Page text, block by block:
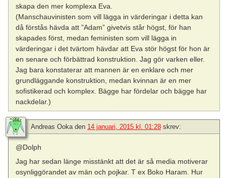
skapa den mer komplexa Eva.
(Manschauvinisten som vill lägga in värderingar i detta kan
då förstås hävda att ”Adam” givetvis står högst, för han
skapades först, medan feministen som vill lägga in
värderingar i det tvärtom hävdar att Eva stör högst för hon är
en senare och förbättrad konstruktion. Jag gör varken eller.
Jag bara konstaterar att mannen är en enklare och mer
grundläggande konstruktion, medan kvinnan är en mer
sofistikerad och komplex. Bägge har fördelar och bägge har
nackdelar.)
Andreas Ookaden 14 januari, 2015 kl. 01:28 skrev:
@Dolph
Jag har sedan länge misstänkt att det är så media motiverar
osynliggörandet av män och pojkar. T ex Boko Haram. Hur